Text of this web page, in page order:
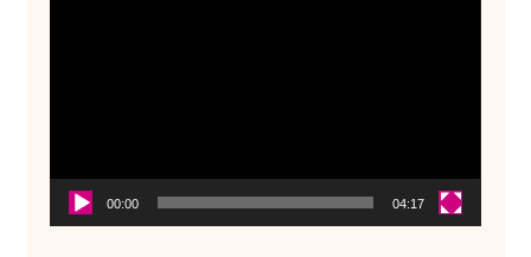
00:00 04:17